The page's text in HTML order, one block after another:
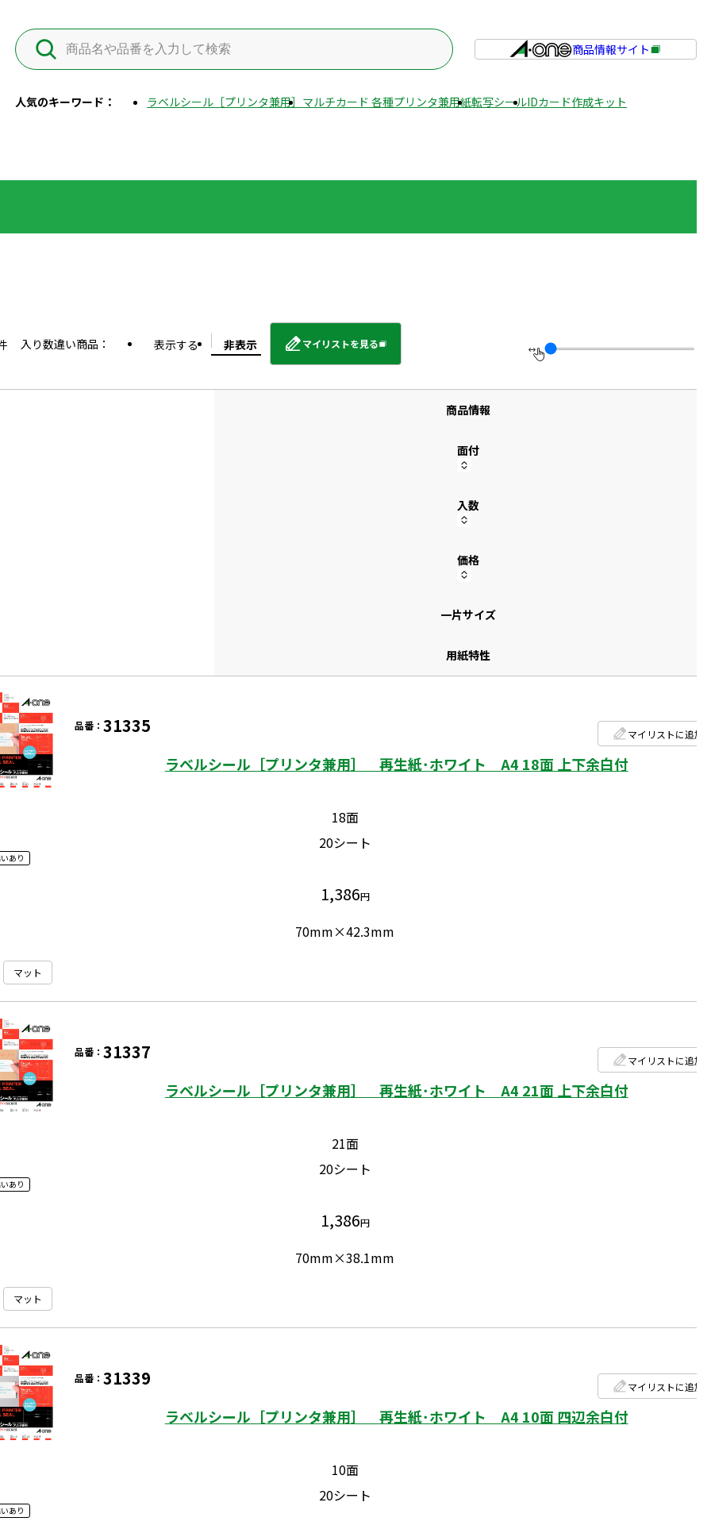
外
サ
ン
ま
商品情報サイト
人気のキーワード： ラベルシール［プリンタ兼用］ マルチカード 各種プリンタ兼用紙転写シールIDカード作成キット
入り数違い商品： 表示する 非表示
外
部
マイリストを見る
商品情報
面付
入数
価格
一片サイズ
用紙特性
品番： 31335
ラベルシール［プリンタ兼用］ 再生紙･ホワイト A4 18面 上下余白付
マイリストに追加
18面
20シート
あり
1,386円
70mm×42.3mm
マット
品番： 31337
ラベルシール［プリンタ兼用］ 再生紙･ホワイト A4 21面 上下余白付
マイリストに追加
21面
20シート
あり
1,386円
70mm×38.1mm
マット
品番： 31339
ラベルシール［プリンタ兼用］ 再生紙･ホワイト A4 10面 四辺余白付
マイリストに追加
10面
20シート
あり